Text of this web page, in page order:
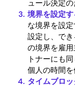
ュール決定
境界を設定す
な境界を設
設定し、で
の境界を雇
トナーにも
個人の時間を
タイムブロ